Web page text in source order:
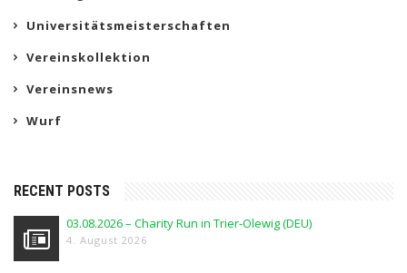
Universitätsmeisterschaften
Vereinskollektion
Vereinsnews
Wurf
RECENT POSTS
03.08.2026 – Charity Run in Trier-Olewig (DEU)
4. August 2026